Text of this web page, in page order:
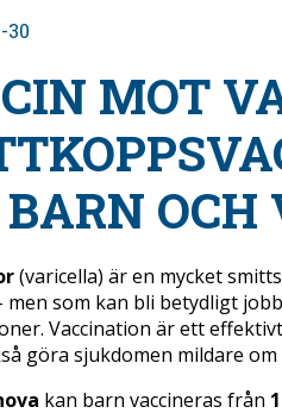
30
MOT
BARN
(varicella) är en mycket
men som kan bli betydligt
Vaccination är ett
göra sjukdomen mildare
kan barn vaccineras från